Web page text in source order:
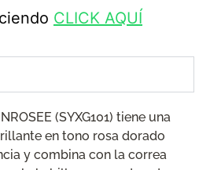
CLICK AQUÍ
(SYXG101) tiene una
en tono rosa dorado
y combina con la correa